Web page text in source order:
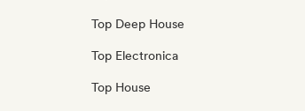
Top Deep House
Top Electronica
Top House